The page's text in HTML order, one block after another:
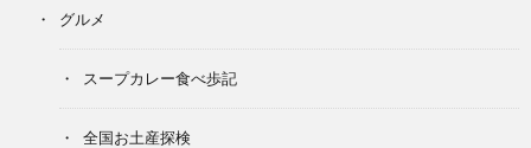
グルメ
スープカレー食べ歩記
全国お土産探検